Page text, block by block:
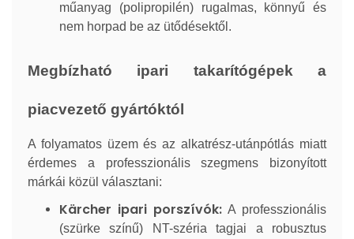
műanyag (polipropilén) rugalmas, könnyű és
nem horpad be az ütődésektől.
Megbízható ipari takarítógépek a
piacvezető gyártóktól
A folyamatos üzem és az alkatrész-utánpótlás miatt
érdemes a professzionális szegmens bizonyított
márkái közül választani:
Kärcher ipari porszívók: A professzionális
(szürke színű) NT-széria tagjai a robusztus